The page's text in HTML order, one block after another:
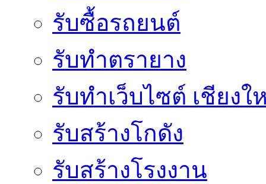
รับซื้อรถยนต์
รับทำตรายาง
รับทำเว็บไซต์ เชียงใ
รับสร้างโกดัง
รับสร้างโรงงาน